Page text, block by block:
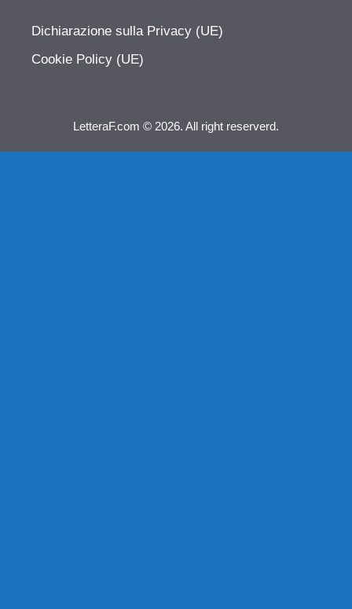
Dichiarazione sulla Privacy (UE)
Cookie Policy (UE)
LetteraF.com © 2026. All right reserverd.